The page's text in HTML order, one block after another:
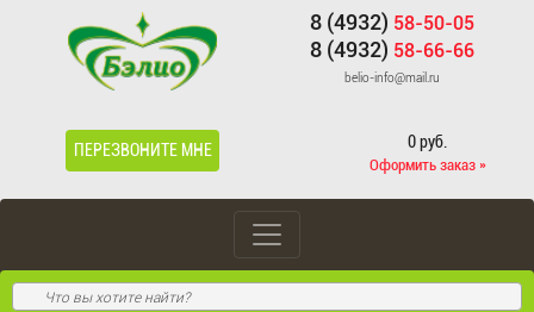
8 (4932) 58-50-05
8 (4932) 58-66-66
belio-info@mail.ru
ПЕРЕЗВОНИТЕ МНЕ 0 руб.
Оформить заказ »